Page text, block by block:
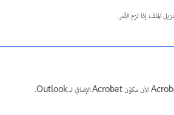
الملف إذا لزم الأمر.